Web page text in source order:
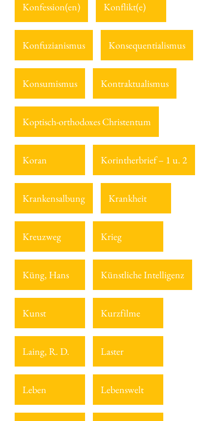
Konfession(en) Konflikt(e)
Konfuzianismus Konsequentialismus
Konsumismus Kontraktualismus
Koptisch-orthodoxes Christentum
Koran Korintherbrief – 1 u. 2
Krankensalbung Krankheit
Kreuzweg Krieg
Küng, Hans Künstliche Intelligenz
Kunst Kurzfilme
Laing, R. D. Laster
Leben Lebenswelt